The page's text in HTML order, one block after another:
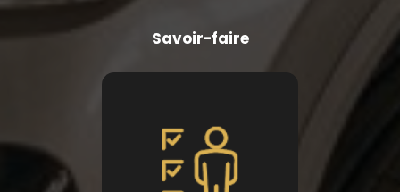
Savoir-faire